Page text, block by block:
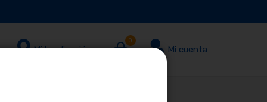
Mi localización
0
Mi cuenta